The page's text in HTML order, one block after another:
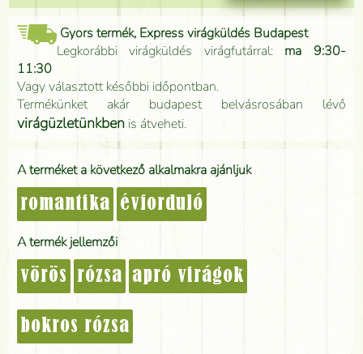
Gyors termék, Express virágküldés Budapest
Legkorábbi virágküldés virágfutárral: ma 9:30-
11:30
Vagy választott későbbi időpontban.
Termékünket akár budapest belvásrosában lévő
virágüzletünkben is átveheti.
A terméket a következő alkalmakra ajánljuk
romantika évforduló
A termék jellemzői
vörös rózsa apró virágok
bokros rózsa